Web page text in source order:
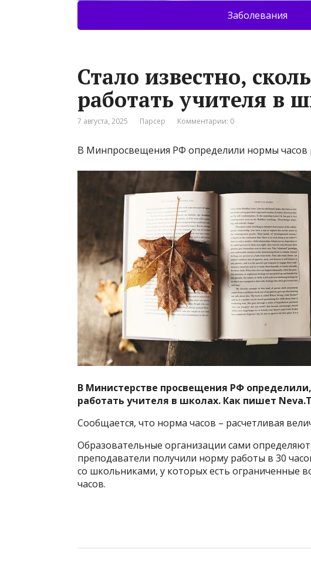
Заболевания
Стало известно,
работать учителя в
7 августа, 2025 Парсер Комментарии: 0
В Минпросвещения РФ определили нормы часов
В Министерстве просвещения РФ
работать учителя в школах. Как пишет
Сообщается, что норма часов – расчетливая
Образовательные организации сами
преподаватели получили норму работы в 30
со школьниками, у которых есть ограниченные
часов.